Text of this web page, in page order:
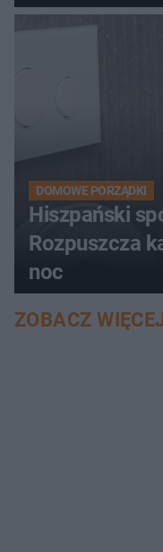
DOMOWE PORZĄDKI
Hiszpański
Rozpuszcza
noc
ZOBACZ